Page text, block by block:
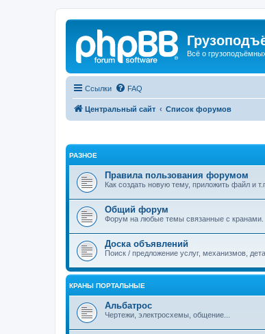
Всё о
Ссылки FAQ
Центральный сайт Список форумов
РАЗНОЕ
Правила пользования форумом
Как создать новую тему, приложить файл и
Общий форум
Форум на любые темы связанные с кранами.
Доска объявлений
Поиск / предложение услуг, механизмов,
КРАНЫ ПОРТАЛЬНЫЕ
Альбатрос
Чертежи, электросхемы, общение...